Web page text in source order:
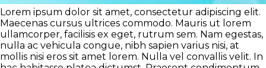
Lorem ipsum dolor sit amet, consectetur adipiscing elit.
Maecenas cursus ultrices commodo. Mauris ut lorem
ullamcorper, facilisis ex eget, rutrum sem. Nam egestas,
nulla ac vehicula congue, nibh sapien varius nisi, at
mollis nisi eros sit amet lorem. Nulla vel convallis velit. In